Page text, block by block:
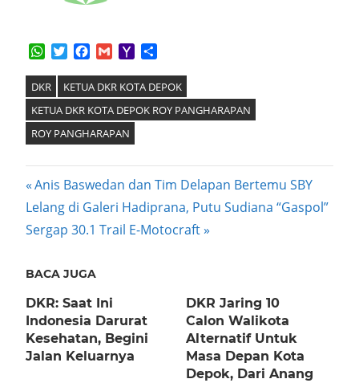
WhatsApp
TwitterFacebook
GmailYahoo
DKR
KETUA DKR KOTA DEPOK
KETUA DKR KOTA DEPOK ROY PANGHARAPAN
ROY PANGHARAPAN
Post
navigation
Previous
Post:
Anis Baswedan dan Tim Delapan Bertemu SBY
Next
Post:
Lelang di Galeri Hadiprana, Putu Sudiana “Gaspol”
Sergap 30.1 Trail E-Motocraft
BACA JUGA
DKR: Saat Ini
Indonesia Darurat
Kesehatan, Begini
Jalan Keluarnya
DKR Jaring 10
Calon Walikota
Alternatif Untuk
Masa Depan Kota
Depok, Dari Anang